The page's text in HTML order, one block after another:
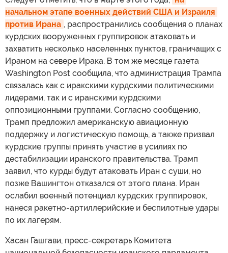
начальном этапе военных действий США и Израиля
против Ирана , распространились сообщения о планах
курдских вооруженных группировок атаковать и
захватить несколько населенных пунктов, граничащих с
Ираном на севере Ирака. В том же месяце газета
Washington Post сообщила, что администрация Трампа
связалась как с иракскими курдскими политическими
лидерами, так и с иранскими курдскими
оппозиционными группами. Согласно сообщению,
Трамп предложил американскую авиационную
поддержку и логистическую помощь, а также призвал
курдские группы принять участие в усилиях по
дестабилизации иранского правительства. Трамп
заявил, что курды будут атаковать Иран с суши, но
позже Вашингтон отказался от этого плана. Иран
ослабил военный потенциал курдских группировок,
нанеся ракетно-артиллерийские и беспилотные удары
по их лагерям.
Хасан Гашгави, пресс-секретарь Комитета